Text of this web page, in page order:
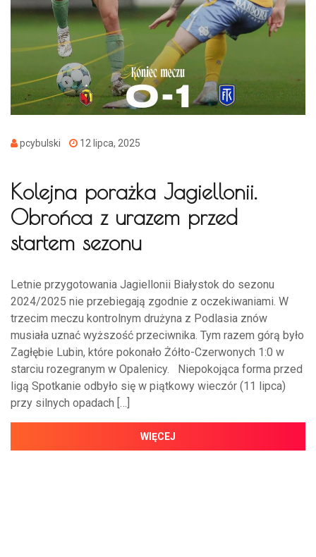
pcybulski 12 lipca, 2025
Kolejna porażka Jagiellonii.
Obrońca z urazem przed
startem sezonu
Letnie przygotowania Jagiellonii Białystok do sezonu
2024/2025 nie przebiegają zgodnie z oczekiwaniami. W
trzecim meczu kontrolnym drużyna z Podlasia znów
musiała uznać wyższość przeciwnika. Tym razem górą było
Zagłębie Lubin, które pokonało Żółto-Czerwonych 1:0 w
starciu rozegranym w Opalenicy. Niepokojąca forma przed
ligą Spotkanie odbyło się w piątkowy wieczór (11 lipca)
przy silnych opadach […]
WIĘCEJ